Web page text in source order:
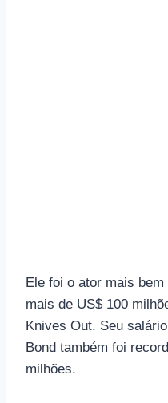
Ele foi o ator mais
mais de US$ 100
Knives Out. Seu
Bond também foi
milhões.